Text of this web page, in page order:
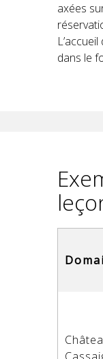
axées
dans le